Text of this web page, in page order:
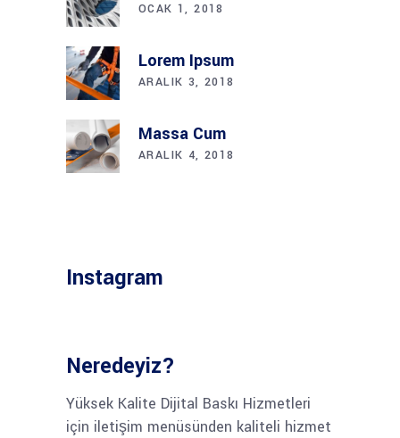
OCAK 1, 2018
Lorem Ipsum
ARALIK 3, 2018
Massa Cum
ARALIK 4, 2018
Instagram
Neredeyiz?
Yüksek Kalite Dijital Baskı Hizmetleri
için iletişim menüsünden kaliteli hizmet